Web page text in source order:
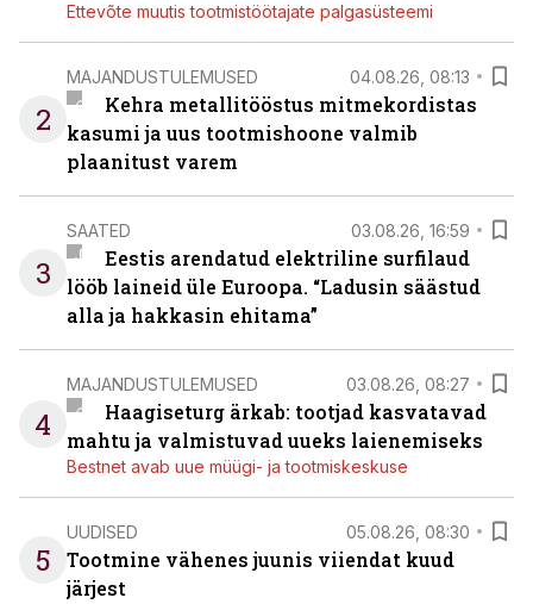
Ettevõte muutis tootmistöötajate palgasüsteemi
2
MAJANDUSTULEMUSED 04.08.26, 08:13
Kehra metallitööstus mitmekordistas
kasumi ja uus tootmishoone valmib
plaanitust varem
3
SAATED 03.08.26, 16:59
Eestis arendatud elektriline surfilaud
lööb laineid üle Euroopa. “Ladusin säästud
alla ja hakkasin ehitama”
4
MAJANDUSTULEMUSED 03.08.26, 08:27
Haagiseturg ärkab: tootjad kasvatavad
mahtu ja valmistuvad uueks laienemiseks
Bestnet avab uue müügi- ja tootmiskeskuse
5
UUDISED 05.08.26, 08:30
Tootmine vähenes juunis viiendat kuud
järjest